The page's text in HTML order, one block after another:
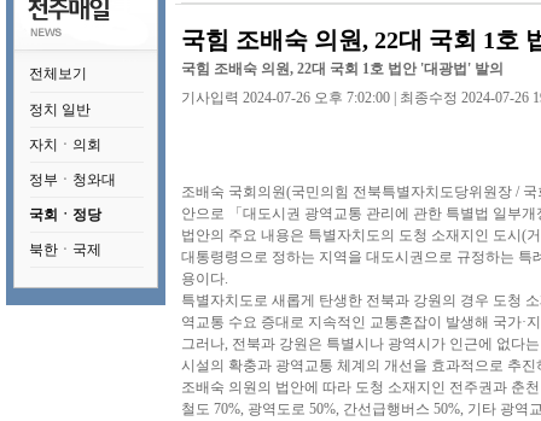
전체보기
정치 일반
자치ㆍ의회
정부ㆍ청와대
국회ㆍ정당
북한ㆍ국제
국힘 조배숙 의원, 22대 국회 1호
국힘 조배숙 의원, 22대 국회 1호 법안 '대광법' 발의
기사입력 2024-07-26 오후 7:02:00 | 최종수정 2024-07-26
조배숙 국회의원(국민의힘 전북특별자치도당위원장 /
안으로 「대도시권 광역교통 관리에 관한 특별법 일부
법안의 주요 내용은 특별자치도의 도청 소재지인 도시(
대통령령으로 정하는 지역을 대도시권으로 규정하는
용이다.
특별자치도로 새롭게 탄생한 전북과 강원의 경우 도청
역교통 수요 증대로 지속적인 교통혼잡이 발생해 국가·
그러나, 전북과 강원은 특별시나 광역시가 인근에 없다
시설의 확충과 광역교통 체계의 개선을 효과적으로 추
조배숙 의원의 법안에 따라 도청 소재지인 전주권과 춘
철도 70%, 광역도로 50%, 간선급행버스 50%, 기타 광